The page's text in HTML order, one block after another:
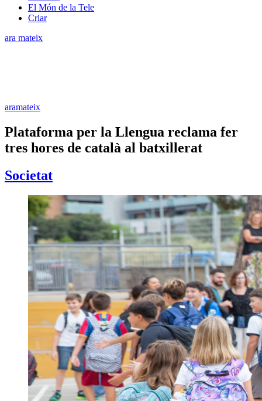
El Món de la Tele
Criar
ara mateix
aramateix
Plataforma per la Llengua reclama fer
tres hores de català al batxillerat
Societat